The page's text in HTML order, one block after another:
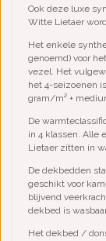
Ook deze luxe
Witte Lietaer
Het enkele
genoemd) voor
vezel. Het
het 4-seizoenen
gram/m² +
De
in 4 klassen. Alle
Lietaer zitten in
De dekbedden
geschikt voor
blijvend
dekbed is
Het dekbed /